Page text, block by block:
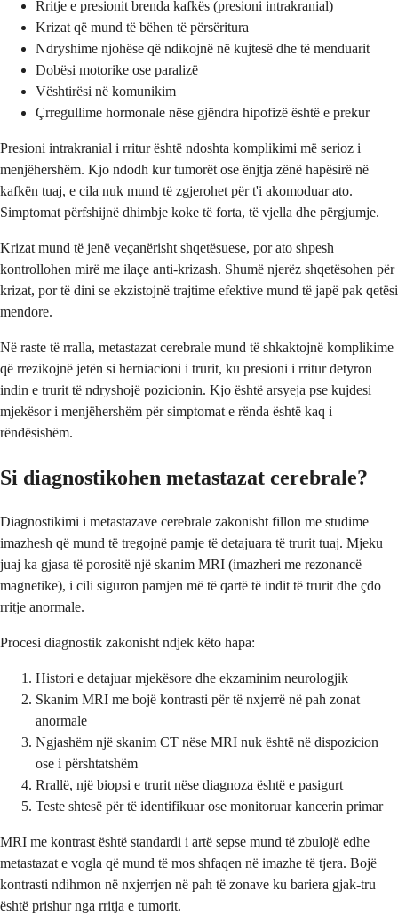
Rritje e presionit brenda kafkës (presioni intrakranial)
Krizat që mund të bëhen të përsëritura
Ndryshime njohëse që ndikojnë në kujtesë dhe të menduarit
Dobësi motorike ose paralizë
Vështirësi në komunikim
Çrregullime hormonale nëse gjëndra hipofizë është e prekur
Presioni intrakranial i rritur është ndoshta komplikimi më serioz i
menjëhershëm. Kjo ndodh kur tumorët ose ënjtja zënë hapësirë në
kafkën tuaj, e cila nuk mund të zgjerohet për t'i akomoduar ato.
Simptomat përfshijnë dhimbje koke të forta, të vjella dhe përgjumje.
Krizat mund të jenë veçanërisht shqetësuese, por ato shpesh
kontrollohen mirë me ilaçe anti-krizash. Shumë njerëz shqetësohen për
krizat, por të dini se ekzistojnë trajtime efektive mund të japë pak qetësi
mendore.
Në raste të rralla, metastazat cerebrale mund të shkaktojnë komplikime
që rrezikojnë jetën si herniacioni i trurit, ku presioni i rritur detyron
indin e trurit të ndryshojë pozicionin. Kjo është arsyeja pse kujdesi
mjekësor i menjëhershëm për simptomat e rënda është kaq i
rëndësishëm.
Si diagnostikohen metastazat cerebrale?
Diagnostikimi i metastazave cerebrale zakonisht fillon me studime
imazhesh që mund të tregojnë pamje të detajuara të trurit tuaj. Mjeku
juaj ka gjasa të porositë një skanim MRI (imazheri me rezonancë
magnetike), i cili siguron pamjen më të qartë të indit të trurit dhe çdo
rritje anormale.
Procesi diagnostik zakonisht ndjek këto hapa:
Histori e detajuar mjekësore dhe ekzaminim neurologjik
Skanim MRI me bojë kontrasti për të nxjerrë në pah zonat
anormale
Ngjashëm një skanim CT nëse MRI nuk është në dispozicion
ose i përshtatshëm
Rrallë, një biopsi e trurit nëse diagnoza është e pasigurt
Teste shtesë për të identifikuar ose monitoruar kancerin primar
MRI me kontrast është standardi i artë sepse mund të zbulojë edhe
metastazat e vogla që mund të mos shfaqen në imazhe të tjera. Bojë
kontrasti ndihmon në nxjerrjen në pah të zonave ku bariera gjak-tru
është prishur nga rritja e tumorit.